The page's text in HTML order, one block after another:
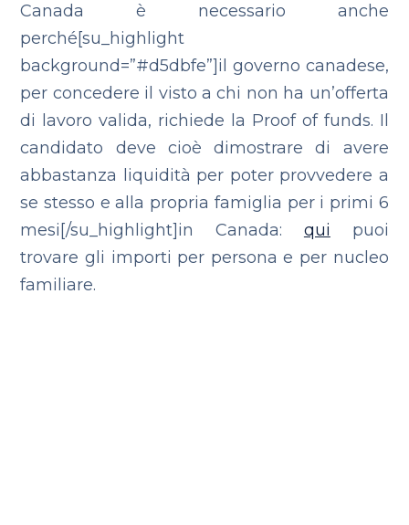
Canada è necessario anche
perché[su_highlight
background=”#d5dbfe”]il governo canadese,
per concedere il visto a chi non ha un’offerta
di lavoro valida, richiede la Proof of funds. Il
candidato deve cioè dimostrare di avere
abbastanza liquidità per poter provvedere a
se stesso e alla propria famiglia per i primi 6
mesi[/su_highlight]in Canada: qui puoi
trovare gli importi per persona e per nucleo
familiare.